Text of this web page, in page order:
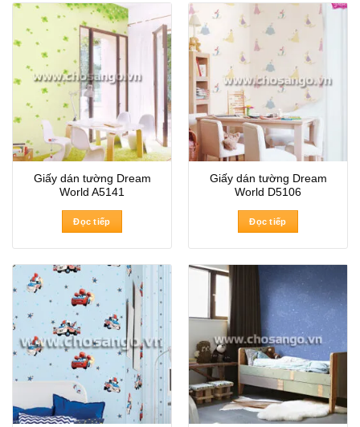
Giấy dán tường Dream
World A5141
Đọc tiếp
Giấy dán tường Dream
World D5106
Đọc tiếp